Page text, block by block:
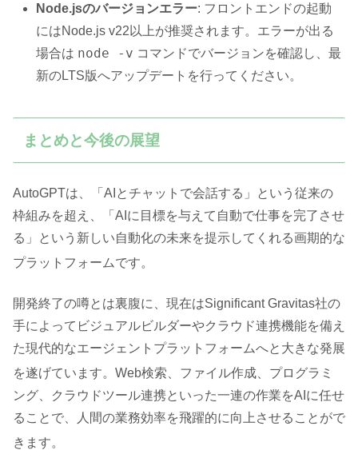
Node.jsのバージョンエラー: フロントエンドの起動
にはNode.js v22以上が推奨されます。エラーが出る
場合は node -v コマンドでバージョンを確認し、最
新のLTS版へアップデートを行ってください。
まとめと今後の展望
AutoGPTは、「AIとチャットで会話する」という従来の
枠組みを超え、「AIに目標を与えて自動で仕事を完了させ
る」という新しい自動化の未来を提示してくれる画期的な
プラットフォームです。
開発終了の噂とは裏腹に、現在はSignificant Gravitas社の
手によってビジュアルビルダーやクラウド連携機能を備え
た現代的なエージェントプラットフォームへと大きな発展
を遂げています。Web検索、ファイル作成、プログラミ
ング、クラウドツール連携といった一連の作業をAIに任せ
ることで、人間の業務効率を飛躍的に向上させることがで
きます。